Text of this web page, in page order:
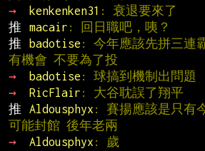
→
kenkenken31 : 衰退要來了
推
macair : 回日職吧，咦？
推
badotise : 今年應該先拼三連
有機會 不要為了投
→
badotise : 球搞到機制出問題
→
RicFlair : 大谷耽誤了翔平
推
Aldousphyx : 賽揚應該是只有
可能封館 後年老兩
→
Aldousphyx : 歲